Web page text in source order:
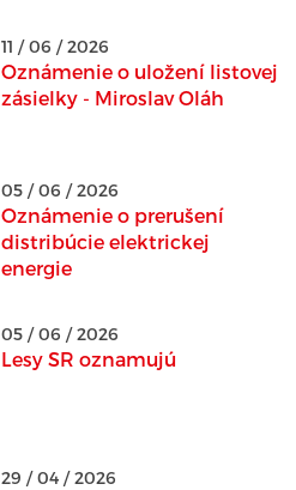
11 / 06 / 2026
Oznámenie o uložení listovej
zásielky - Miroslav Oláh
05 / 06 / 2026
Oznámenie o prerušení
distribúcie elektrickej
energie
05 / 06 / 2026
Lesy SR oznamujú
29 / 04 / 2026